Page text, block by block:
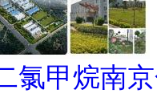
氯甲烷南